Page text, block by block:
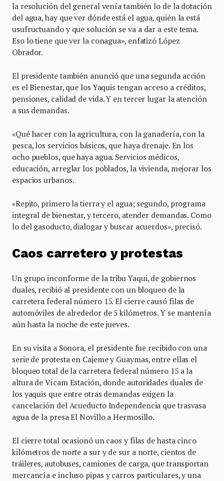
la resolución del general venía también lo de la dotación
del agua, hay que ver dónde está el agua, quién la está
usufructuando y que solución se va a dar a este tema.
Eso lo tiene que ver la conagua», enfatizó López
Obrador.
El presidente también anunció que una segunda acción
es el Bienestar, que los Yaquis tengan acceso a créditos,
pensiones, calidad de vida. Y en tercer lugar la atención
a sus demandas.
«Qué hacer con la agricultura, con la ganadería, con la
pesca, los servicios básicos, que haya drenaje. En los
ocho pueblos, que haya agua. Servicios médicos,
educación, arreglar los poblados, la vivienda, mejorar los
espacios urbanos.
«Repito, primero la tierra y el agua; segundo, programa
integral de bienestar, y tercero, atender demandas. Como
lo del gasoducto, dialogar y buscar acuerdos», precisó.
Caos carretero y protestas
Un grupo inconforme de la tribu Yaqui, de gobiernos
duales, recibió al presidente con un bloqueo de la
carretera federal número 15. El cierre causó filas de
automóviles de alrededor de 5 kilómetros. Y se mantenía
aún hasta la noche de este jueves.
En su visita a Sonora, el presidente fue recibido con una
serie de protesta en Cajeme y Guaymas, entre ellas el
bloqueo total de la carretera federal número 15 a la
altura de Vícam Estación, donde autoridades duales de
los yaquis que entre otras demandas exigen la
cancelación del Acueducto Independencia que trasvasa
agua de la presa El Novillo a Hermosillo.
El cierre total ocasionó un caos y filas de hasta cinco
kilómetros de norte a sur y de sur a norte, cientos de
tráileres, autobuses, camiones de carga, que transportan
mercancía e incluso pipas y carros particulares, y una